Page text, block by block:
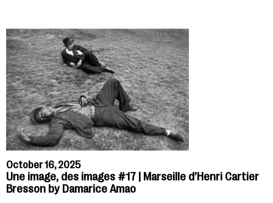
October 16, 2025
Une image, des images #17 | Marseille d’Henri Cartier
Bresson by Damarice Amao